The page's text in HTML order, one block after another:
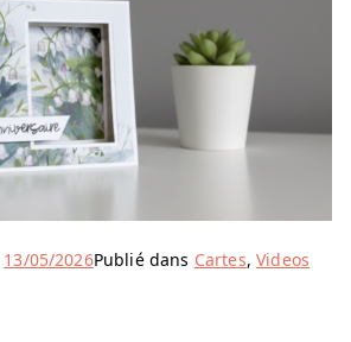
13/05/2026Publié dans Cartes,Videos